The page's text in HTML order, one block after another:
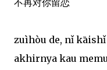
不再对你留恋
zuìhòu de, nǐ
akhirnya kau